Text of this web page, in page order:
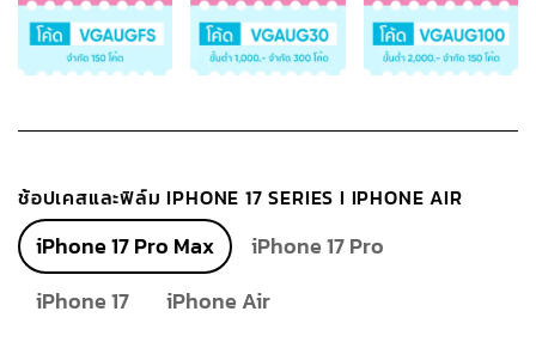
ช้อปเคสและฟิล์ม IPHONE 17 SERIES I IPHONE AIR
iPhone 17 Pro Max
iPhone 17 Pro
iPhone 17
iPhone Air